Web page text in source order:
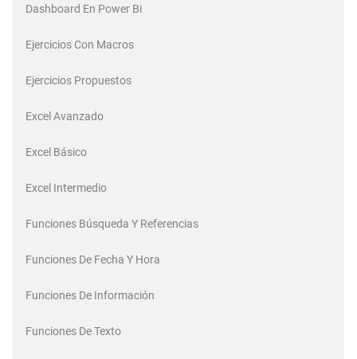
Dashboard En Power Bi
Ejercicios Con Macros
Ejercicios Propuestos
Excel Avanzado
Excel Básico
Excel Intermedio
Funciones Búsqueda Y Referencias
Funciones De Fecha Y Hora
Funciones De Información
Funciones De Texto